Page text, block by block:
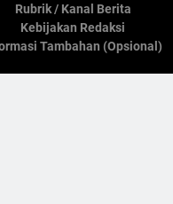
Rubrik / Kanal Berita
Kebijakan Redaksi
Tambahan (Opsional)